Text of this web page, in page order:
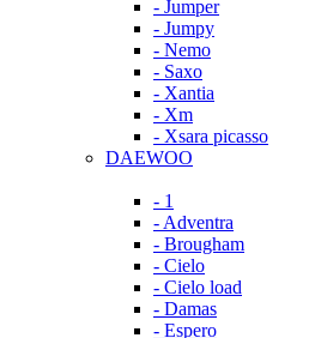
- Jumper
- Jumpy
- Nemo
- Saxo
- Xantia
- Xm
- Xsara picasso
DAEWOO
- 1
- Adventra
- Brougham
- Cielo
- Cielo load
- Damas
- Espero